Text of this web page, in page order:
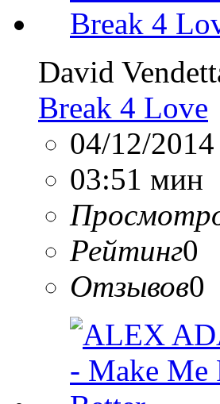
David
Break 4 Love
04/12/2014
03:51 мин
Рейтинг0
Отзывов0